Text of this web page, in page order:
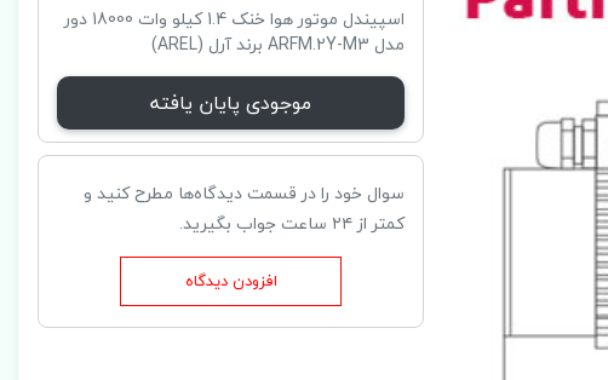
اسپیندل موتور هوا خنک 1.4 کیلو وات 18000 دور
مدل ARFM.2Y-M3 برند آرل (AREL)
موجودی پایان یافته
سوال خود را در قسمت دیدگاه‌ها مطرح کنید و
کمتر از ۲۴ ساعت جواب بگیرید.
افزودن دیدگاه